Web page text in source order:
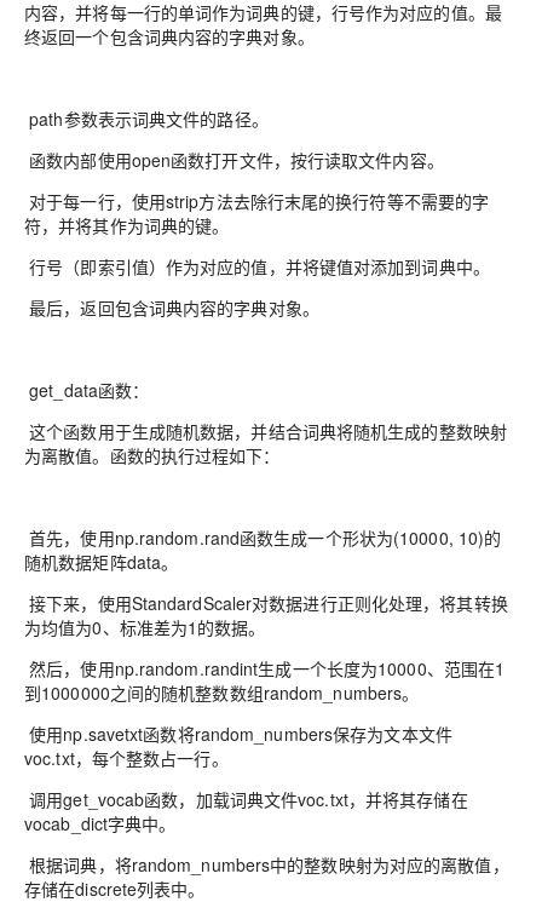
内容，并将每一行的单词作为词典的键，行号作为对应的值。最
终返回一个包含词典内容的字典对象。
path参数表示词典文件的路径。
函数内部使用open函数打开文件，按行读取文件内容。
对于每一行，使用strip方法去除行末尾的换行符等不需要的字
符，并将其作为词典的键。
行号（即索引值）作为对应的值，并将键值对添加到词典中。
最后，返回包含词典内容的字典对象。
get_data函数：
这个函数用于生成随机数据，并结合词典将随机生成的整数映射
为离散值。函数的执行过程如下：
首先，使用np.random.rand函数生成一个形状为(10000, 10)的
随机数据矩阵data。
接下来，使用StandardScaler对数据进行正则化处理，将其转换
为均值为0、标准差为1的数据。
然后，使用np.random.randint生成一个长度为10000、范围在1
到1000000之间的随机整数数组random_numbers。
使用np.savetxt函数将random_numbers保存为文本文件
voc.txt，每个整数占一行。
调用get_vocab函数，加载词典文件voc.txt，并将其存储在
vocab_dict字典中。
根据词典，将random_numbers中的整数映射为对应的离散值，
存储在discrete列表中。